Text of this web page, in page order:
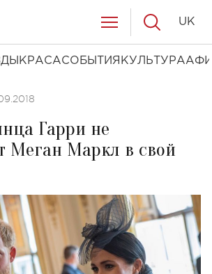
КРАСАСОБЫТИЯ КУЛЬТУРА
UK
Гарри не
Меган Маркл в свой